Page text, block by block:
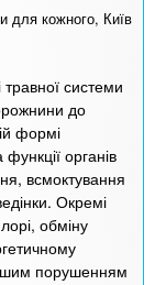
для кожного, Київ
системи
до
формі
органів
всмоктування
Окремі
обміну
порушенням